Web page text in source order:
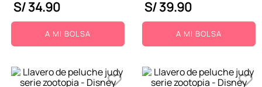
S/34.90
A MI BOLSA
S/39.90
A MI BOLSA